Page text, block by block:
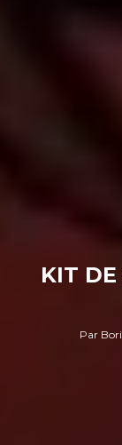
KIT DE
Par